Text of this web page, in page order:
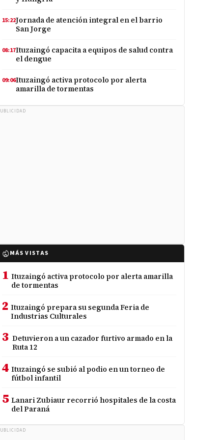
15:22Jornada de atención integral en el barrio
San Jorge
08:17Ituzaingó capacita a equipos de salud contra
el dengue
09:06Ituzaingó activa protocolo por alerta
amarilla de tormentas
MÁS VISTAS
1 Ituzaingó activa protocolo por alerta amarilla
de tormentas
2 Ituzaingó prepara su segunda Feria de
Industrias Culturales
3 Detuvieron a un cazador furtivo armado en la
Ruta 12
4 Ituzaingó se subió al podio en un torneo de
fútbol infantil
5 Lanari Zubiaur recorrió hospitales de la costa
del Paraná